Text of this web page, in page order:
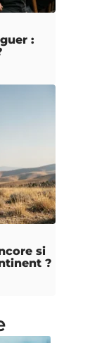
:
si
?